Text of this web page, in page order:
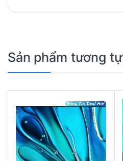
Sản phẩm tương tự